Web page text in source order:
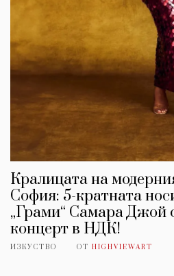
Кралицата на
София: 5-кратната
„Грами“ Самара Джой
концерт в НДК!
ИЗКУСТВО ОТ HIGHVIEWART
Wellness
СЛЕДВАЙТЕ НИ
YouTube
Spotify
Ако нашият сайт ви харесва,